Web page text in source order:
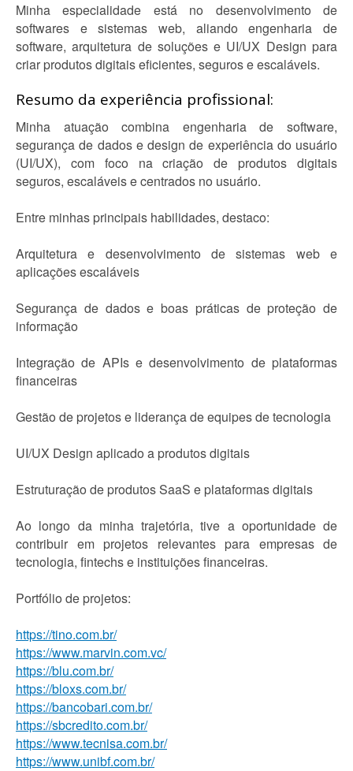
Minha especialidade está no desenvolvimento de
softwares e sistemas web, aliando engenharia de
software, arquitetura de soluções e UI/UX Design para
criar produtos digitais eficientes, seguros e escaláveis.
Resumo da experiência profissional:
Minha atuação combina engenharia de software,
segurança de dados e design de experiência do usuário
(UI/UX), com foco na criação de produtos digitais
seguros, escaláveis e centrados no usuário.
Entre minhas principais habilidades, destaco:
Arquitetura e desenvolvimento de sistemas web e
aplicações escaláveis
Segurança de dados e boas práticas de proteção de
informação
Integração de APIs e desenvolvimento de plataformas
financeiras
Gestão de projetos e liderança de equipes de tecnologia
UI/UX Design aplicado a produtos digitais
Estruturação de produtos SaaS e plataformas digitais
Ao longo da minha trajetória, tive a oportunidade de
contribuir em projetos relevantes para empresas de
tecnologia, fintechs e instituições financeiras.
Portfólio de projetos:
https://tino.com.br/
https://www.marvin.com.vc/
https://blu.com.br/
https://bloxs.com.br/
https://bancobari.com.br/
https://sbcredito.com.br/
https://www.tecnisa.com.br/
https://www.unibf.com.br/